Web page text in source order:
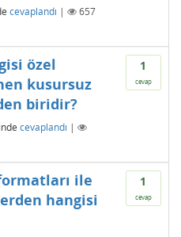
cevaplandı |
657
1
cevap
özel
kusursuz
biridir?
cevaplandı |
1
cevap
ile
hangisi